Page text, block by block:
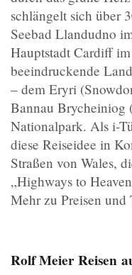
schlängelt sich über
Seebad Llandudno
Hauptstadt Cardiff
beeindruckende
– dem Eryri
Bannau Brycheiniog
Nationalpark. Als i-
diese Reiseidee in
Straßen von Wales,
„Highways to
Mehr zu Preisen
Rolf Meier Reisen